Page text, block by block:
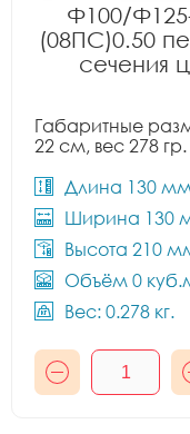
Ф100/
(08ПС)0.50
сечения
Габаритные
22 см, вес 278 гр.
Длина 130
Ширина 130
Высота 210
Объём 0
Вес: 0.278 кг.